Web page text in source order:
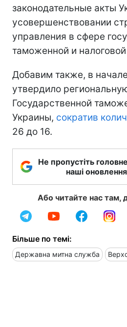
законодательные акты
усовершенствовании
управления в сфере
таможенной и налоговой
Добавим также, в
утвердило
Государственной
Украины, сократив
26 до 16.
Не пропустіть
наші
Або читайте нас там,
Більше по темі:
Державна митна служба